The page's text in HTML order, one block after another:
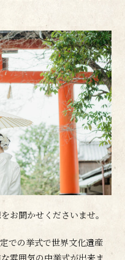
聞かせくださいませ。
での挙式で世界文化遺産
雰囲気の中挙式が出来ま